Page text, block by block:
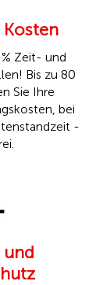
Zeit- und
Bis zu 80
Sie Ihre
bei
-